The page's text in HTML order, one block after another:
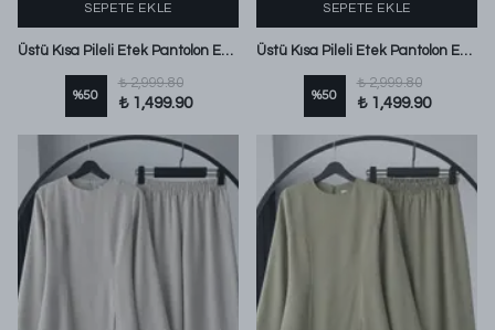
SEPETE EKLE
Üstü Kısa Pileli Etek Pantolon Eslem Keten Takım Taş
%50
₺ 2,999.80
₺ 1,499.90
SEPETE EKLE
Üstü Kısa Pileli Etek Pantolon Eslem Keten Takım Füme
%50
₺ 2,999.80
₺ 1,499.90